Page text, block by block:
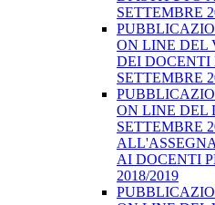
SETTEMBRE
ON LINE DEL
DEI DOCENTI
SETTEMBRE
ON LINE DEL
SETTEMBRE
AI DOCENTI
2018/2019